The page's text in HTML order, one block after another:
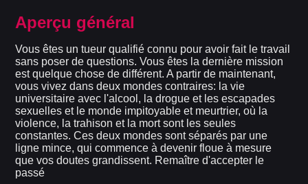
Aperçu général
Vous êtes un tueur qualifié connu pour avoir fait le travail
sans poser de questions. Vous êtes la dernière mission
est quelque chose de différent. A partir de maintenant,
vous vivez dans deux mondes contraires: la vie
universitaire avec l'alcool, la drogue et les escapades
sexuelles et le monde impitoyable et meurtrier, où la
violence, la trahison et la mort sont les seules
constantes. Ces deux mondes sont séparés par une
ligne mince, qui commence à devenir floue à mesure
que vos doutes grandissent. Remaître d'accepter le
passé